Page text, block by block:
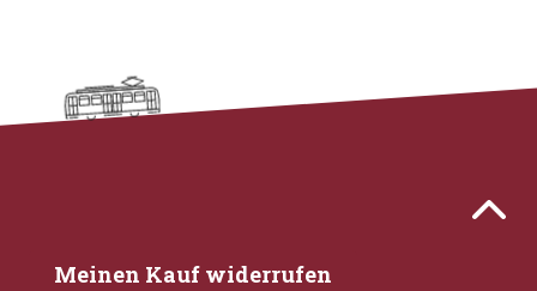
Kontaktdaten und weitere Links
Zurück
Meinen Kauf widerrufen